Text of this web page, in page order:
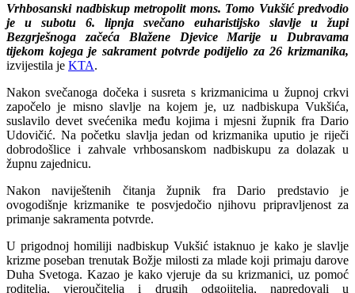
Vrhbosanski nadbiskup metropolit mons. Tomo Vukšić predvodio
je u subotu 6. lipnja svečano euharistijsko slavlje u župi
Bezgrješnoga začeća Blažene Djevice Marije u Dubravama
tijekom kojega je sakrament potvrde podijelio za 26 krizmanika,
izvijestila je KTA.
Nakon svečanoga dočeka i susreta s krizmanicima u župnoj crkvi
započelo je misno slavlje na kojem je, uz nadbiskupa Vukšića,
suslavilo devet svećenika među kojima i mjesni župnik fra Dario
Udovičić. Na početku slavlja jedan od krizmanika uputio je riječi
dobrodošlice i zahvale vrhbosanskom nadbiskupu za dolazak u
župnu zajednicu.
Nakon naviještenih čitanja župnik fra Dario predstavio je
ovogodišnje krizmanike te posvjedočio njihovu pripravljenost za
primanje sakramenta potvrde.
U prigodnoj homiliji nadbiskup Vukšić istaknuo je kako je slavlje
krizme poseban trenutak Božje milosti za mlade koji primaju darove
Duha Svetoga. Kazao je kako vjeruje da su krizmanici, uz pomoć
roditelja, vjeroučitelja i drugih odgojitelja, napredovali u